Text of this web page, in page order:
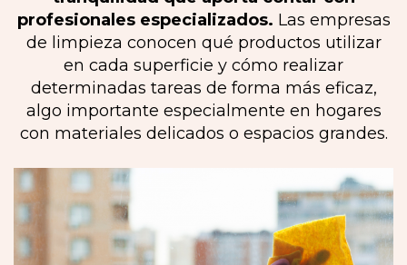
profesionales especializados. Las empresas
de limpieza conocen qué productos utilizar
en cada superficie y cómo realizar
determinadas tareas de forma más eficaz,
algo importante especialmente en hogares
con materiales delicados o espacios grandes.